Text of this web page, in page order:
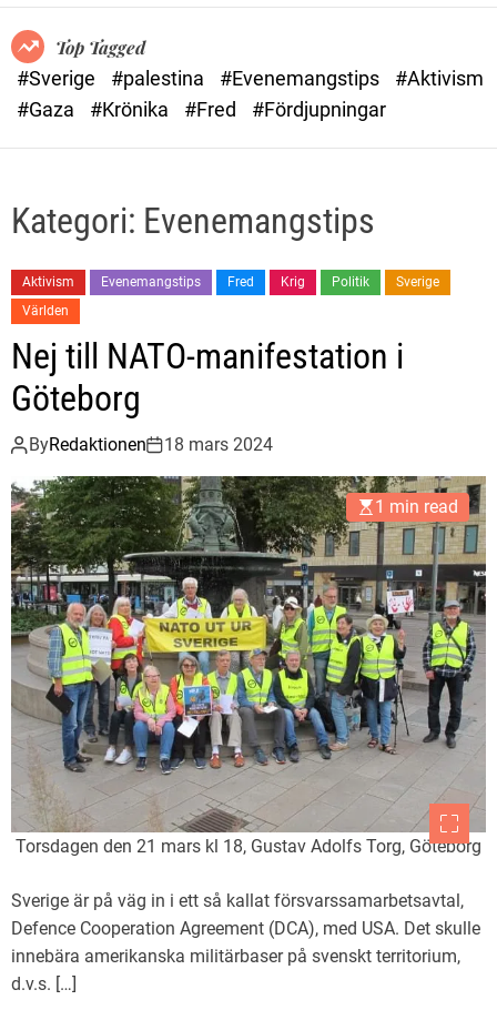
Top Tagged
#Sverige
#palestina #Evenemangstips
#Aktivism
#Gaza
#Krönika #Fred #Fördjupningar
Kategori: Evenemangstips
Aktivism Evenemangstips Fred Krig Politik
Sverige
Världen
Nej till NATO-manifestation i
Göteborg
ByRedaktionen 18 mars 2024
Torsdagen den 21 mars kl 18, Gustav Adolfs Torg, Göteborg
1 min read
Sverige är på väg in i ett så kallat försvarssamarbetsavtal,
Defence Cooperation Agreement (DCA), med USA. Det skulle
innebära amerikanska militärbaser på svenskt territorium,
d.v.s. […]